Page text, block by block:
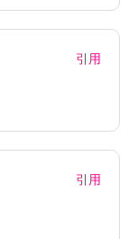
引用
引用